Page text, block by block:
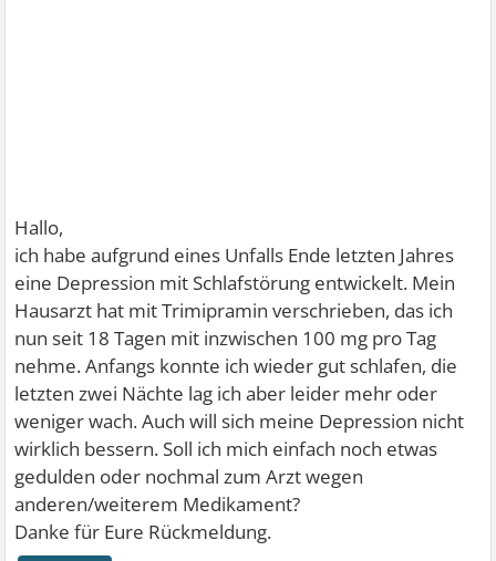
Hallo,
ich habe aufgrund eines Unfalls Ende letzten Jahres
eine Depression mit Schlafstörung entwickelt. Mein
Hausarzt hat mit Trimipramin verschrieben, das ich
nun seit 18 Tagen mit inzwischen 100 mg pro Tag
nehme. Anfangs konnte ich wieder gut schlafen, die
letzten zwei Nächte lag ich aber leider mehr oder
weniger wach. Auch will sich meine Depression nicht
wirklich bessern. Soll ich mich einfach noch etwas
gedulden oder nochmal zum Arzt wegen
anderen/weiterem Medikament?
Danke für Eure Rückmeldung.